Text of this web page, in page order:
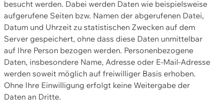
besucht werden. Dabei werden Daten wie beispielsweise
aufgerufene Seiten bzw. Namen der abgerufenen Datei,
Datum und Uhrzeit zu statistischen Zwecken auf dem
Server gespeichert, ohne dass diese Daten unmittelbar
auf Ihre Person bezogen werden. Personenbezogene
Daten, insbesondere Name, Adresse oder E-Mail-Adresse
werden soweit möglich auf freiwilliger Basis erhoben.
Ohne Ihre Einwilligung erfolgt keine Weitergabe der
Daten an Dritte.